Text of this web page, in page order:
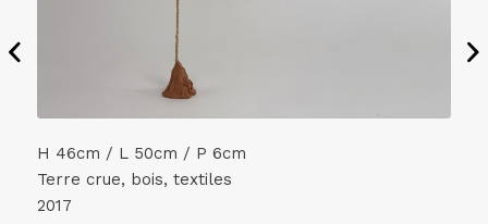
H 46cm / L 50cm / P 6cm
Terre crue, bois, textiles
2017